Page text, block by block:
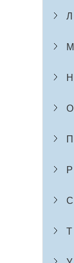
Л
М
Н
О
П
Р
С
Т